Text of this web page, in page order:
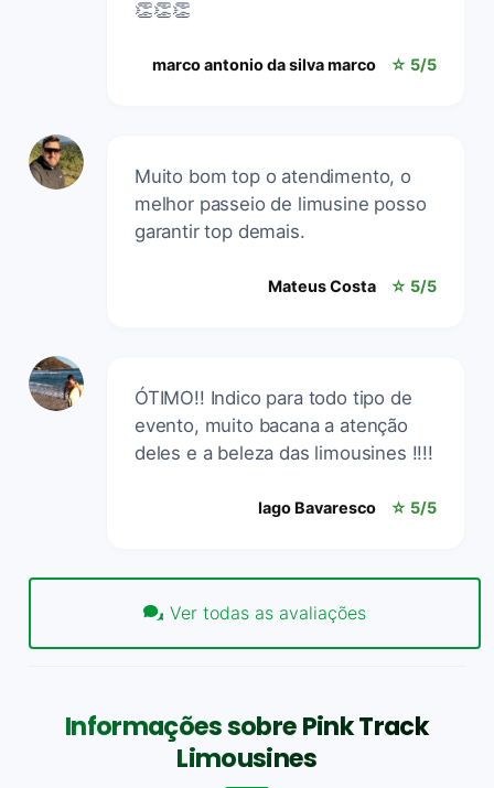
👏👏👏
marco antonio da silva marco ☆ 5/5
Muito bom top o atendimento, o
melhor passeio de limusine posso
garantir top demais.
Mateus Costa ☆ 5/5
ÓTIMO!! Indico para todo tipo de
evento, muito bacana a atenção
deles e a beleza das limousines !!!!
Iago Bavaresco ☆ 5/5
Ver todas as avaliações
Informações sobre Pink Track
Limousines